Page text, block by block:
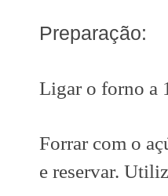
Preparação:
Ligar o forno a
Forrar com o
e reservar.